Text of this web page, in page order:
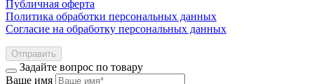
Публичная оферта
Политика обработки персональных данных
Согласие на обработку персональных данных
Отправить
Задайте вопрос по товару
Ваше имя